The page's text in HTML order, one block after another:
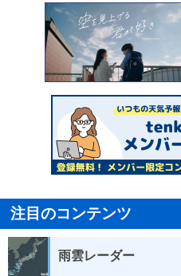
注目のコンテンツ
雨雲レーダー